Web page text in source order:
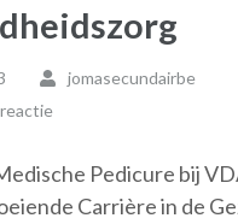
jomasecundairbe
Pedicure bij
Carrière in de